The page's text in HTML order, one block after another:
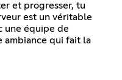
et progresser, tu
est un véritable
une équipe de
ambiance qui fait la